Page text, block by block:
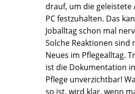
drauf, um die geleistete
PC festzuhalten. Das
Joballtag schon mal
Solche Reaktionen sind
Neues im Pflegealltag.
ist die Dokumentation
Pflege unverzichtbar!
so ist, wird klar, wenn